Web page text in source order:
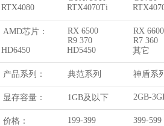
RTX4080
RTX4070Ti
AMD芯片： RX 6500 RX 6600
R9 370
R7 360
HD6450
HD5450 其它
产品系列： 典范系列 神盾系
显存容量： 1GB及以下 2GB-
价格： 199-399 399-599